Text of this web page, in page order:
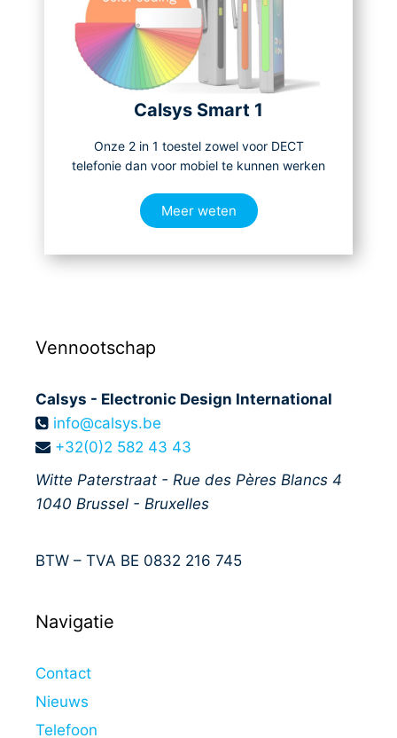
Calsys Smart 1
Onze 2 in 1 toestel zowel voor DECT
telefonie dan voor mobiel te kunnen werken
Meer weten
Vennootschap
Calsys - Electronic Design International
info@calsys.be
+32(0)2 582 43 43
Witte Paterstraat - Rue des Pères Blancs 4
1040 Brussel - Bruxelles
BTW – TVA BE 0832 216 745
Navigatie
Contact
Nieuws
Telefoon